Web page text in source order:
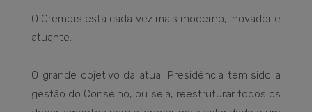
O Cremers está cada vez mais moderno, inovador e
atuante.
O grande objetivo da atual Presidência tem sido a
gestão do Conselho, ou seja, reestruturar todos os